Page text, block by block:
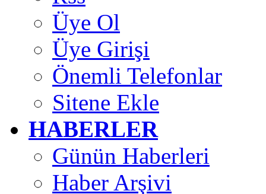
Üye Ol
Üye Girişi
Önemli Telefonlar
Sitene Ekle
HABERLER
Günün Haberleri
Haber Arşivi